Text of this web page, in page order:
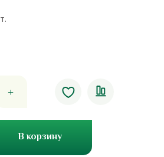
В корзину